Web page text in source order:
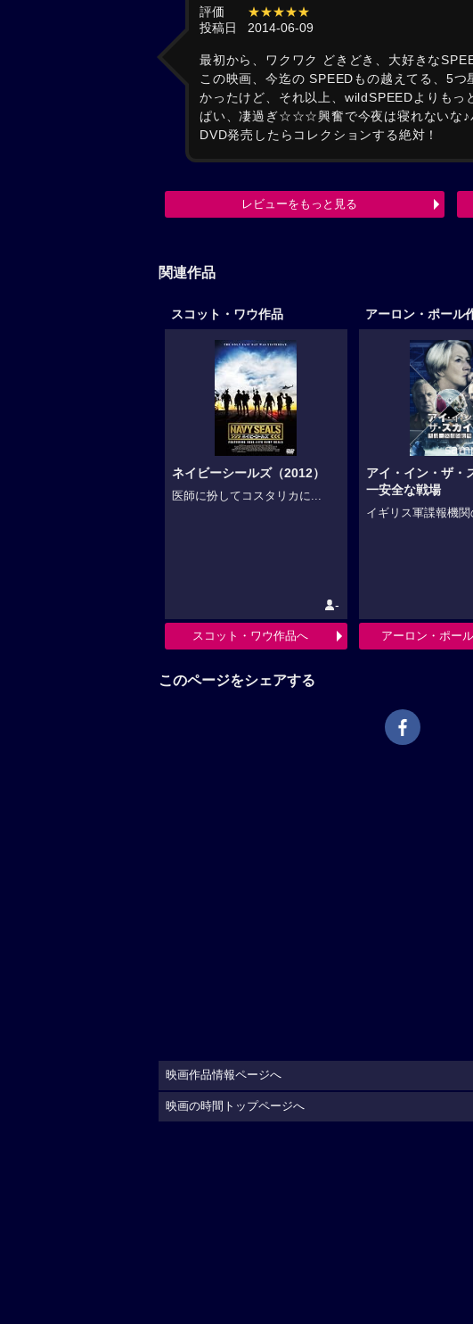
評価
★★★★★
投稿日
2014-06-09
最初から、ワクワク どきどき、大好きな
この映画、今迄の SPEEDもの越えてる、5
かったけど、それ以上、wildSPEEDよりも
ぱい、凄過ぎ☆☆☆興奮で今夜は寝れないな♪
DVD発売したらコレクションする絶対！
レビューをもっと見る
関連作品
スコット・ワウ作品
ネイビーシールズ（2012）
医師に扮してコスタリカに...
-
スコット・ワウ作品へ
アーロン・ポール
アイ・イン・ザ・
一安全な戦場
イギリス軍諜報機関
アーロン・ポー
このページをシェアする
映画作品情報ページへ
映画の時間トップページへ